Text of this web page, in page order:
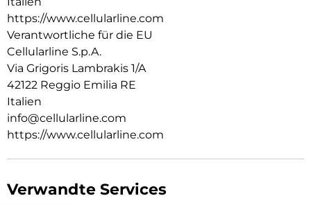
https://www.cellularline.com
Verantwortliche für die EU
Cellularline S.p.A.
Via Grigoris Lambrakis 1/A
42122 Reggio Emilia RE
Italien
info@cellularline.com
https://www.cellularline.com
Verwandte Services